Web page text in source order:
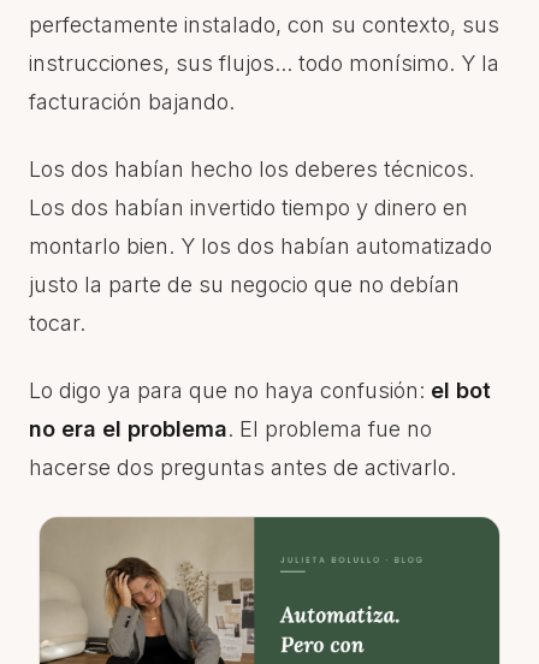
perfectamente instalado, con su contexto, sus
instrucciones, sus flujos... todo monísimo. Y la
facturación bajando.
Los dos habían hecho los deberes técnicos.
Los dos habían invertido tiempo y dinero en
montarlo bien. Y los dos habían automatizado
justo la parte de su negocio que no debían
tocar.
Lo digo ya para que no haya confusión: el bot
no era el problema. El problema fue no
hacerse dos preguntas antes de activarlo.